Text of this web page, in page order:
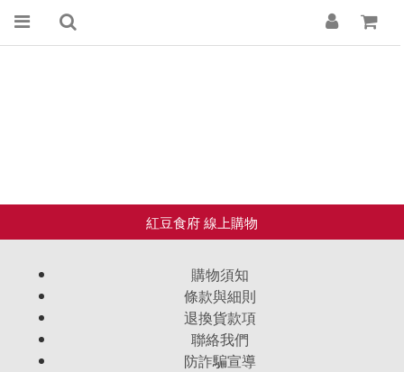
購物須知
條款與細則
退換貨款項
聯絡我們
防詐騙宣導